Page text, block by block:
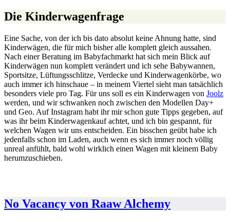
Die Kinderwagenfrage
Eine Sache, von der ich bis dato absolut keine Ahnung hatte, sind
Kinderwägen, die für mich bisher alle komplett gleich aussahen.
Nach einer Beratung im Babyfachmarkt hat sich mein Blick auf
Kinderwägen nun komplett verändert und ich sehe Babywannen,
Sportsitze, Lüftungsschlitze, Verdecke und Kinderwagenkörbe, wo
auch immer ich hinschaue – in meinem Viertel sieht man tatsächlich
besonders viele pro Tag. Für uns soll es ein Kinderwagen von Joolz
werden, und wir schwanken noch zwischen den Modellen Day+
und Geo. Auf Instagram habt ihr mir schon gute Tipps gegeben, auf
was ihr beim Kinderwagenkauf achtet, und ich bin gespannt, für
welchen Wagen wir uns entscheiden. Ein bisschen geübt habe ich
jedenfalls schon im Laden, auch wenn es sich immer noch völlig
unreal anfühlt, bald wohl wirklich einen Wagen mit kleinem Baby
herumzuschieben.
No Vacancy von Raaw Alchemy